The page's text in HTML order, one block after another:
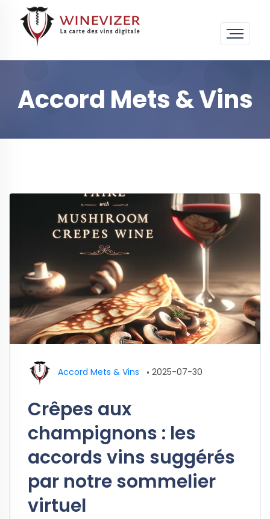
Accord Mets & Vins
Accord Mets & Vins • 2025-07-30
Crêpes aux
champignons : les
accords vins suggérés
par notre sommelier
virtuel